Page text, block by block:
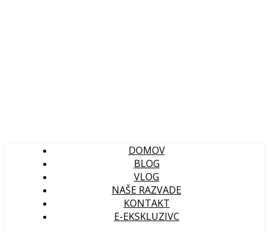
DOMOV
BLOG
VLOG
NAŠE RAZVADE
KONTAKT
E-EKSKLUZIVC